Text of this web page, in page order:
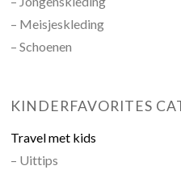
– Meisjeskleding
– Schoenen
KINDERFAVORITES
Travel met kids
– Uittips